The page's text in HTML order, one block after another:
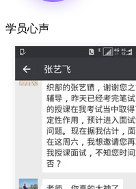
学员心声